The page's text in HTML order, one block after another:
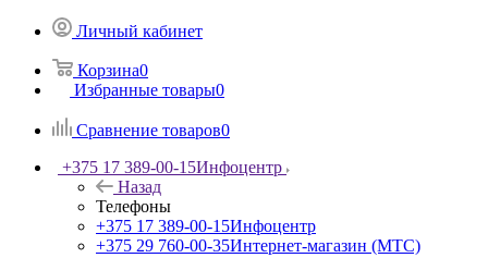
Личный кабинет
Корзина0
Избранные товары0
Сравнение товаров0
+375 17 389-00-15Инфоцентр
Назад
Телефоны
+375 17 389-00-15Инфоцентр
+375 29 760-00-35Интернет-магазин (МТС)